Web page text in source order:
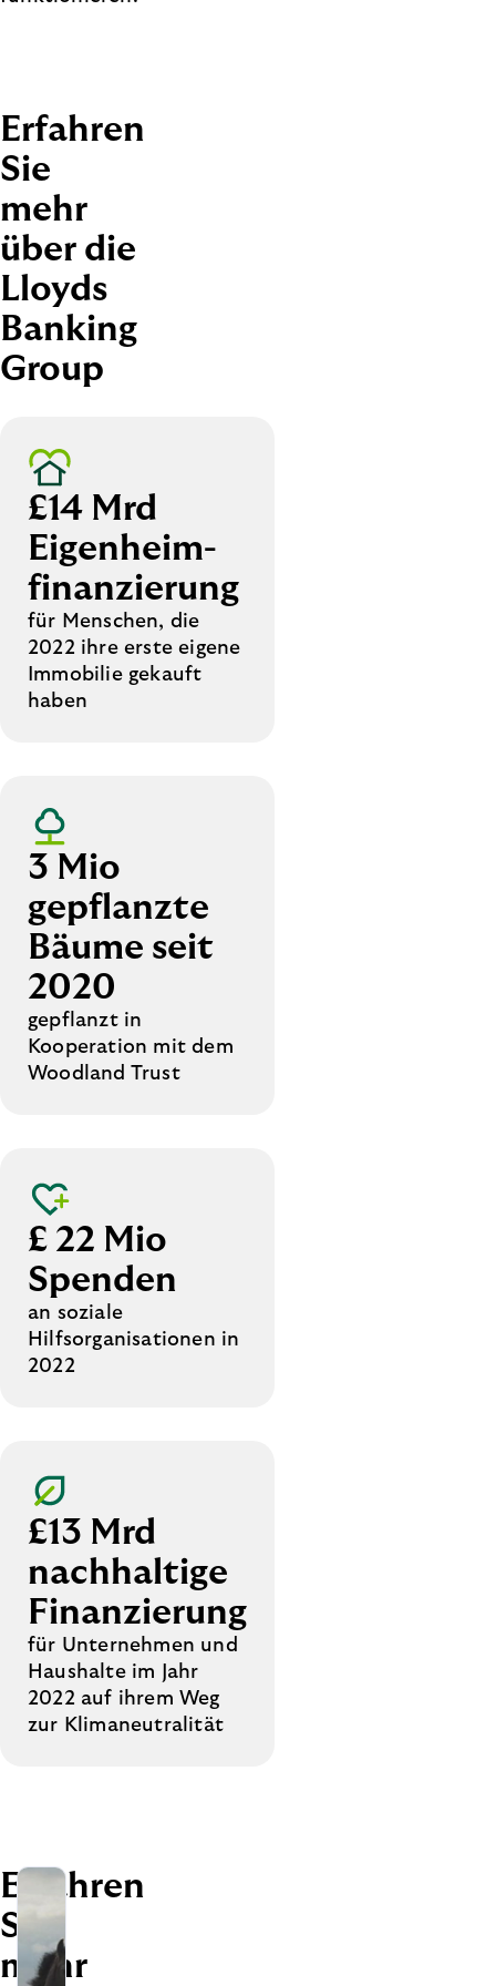
Erfahren
Sie
mehr
über die
Lloyds
Banking
Group
£14 Mrd
Eigenheim­
finanzierung
für Menschen, die
2022 ihre erste eigene
Immobilie gekauft
haben
3 Mio
gepflanzte
Bäume seit
2020
gepflanzt in
Kooperation mit dem
Woodland Trust
£ 22 Mio
Spenden
an soziale
Hilfsorganisationen in
2022
£13 Mrd
nachhaltige
Finanzierung
für Unternehmen und
Haushalte im Jahr
2022 auf ihrem Weg
zur Klimaneutralität
Erfahren
Sie
mehr